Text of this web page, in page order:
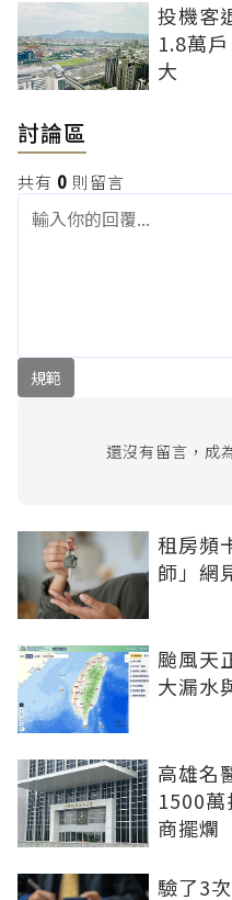
投機客
1.8萬
大
討論區
共有 0 則留言
規範
還沒有留言，成
租房頻
師」網
颱風天
大漏水
高雄名
1500
商擺爛
驗了3